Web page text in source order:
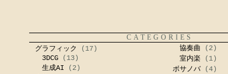
CATEGORIES
グラフィック
(17)
3DCG (13)
生成AI (2)
協奏曲 (2)
室内楽(1)
ボサノバ(4)